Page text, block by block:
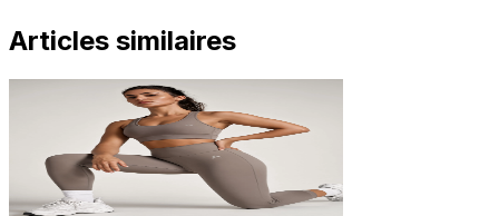
Articles similaires